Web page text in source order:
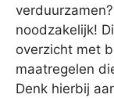
noodzakelijk!
overzicht met
maatregelen
Denk hierbij